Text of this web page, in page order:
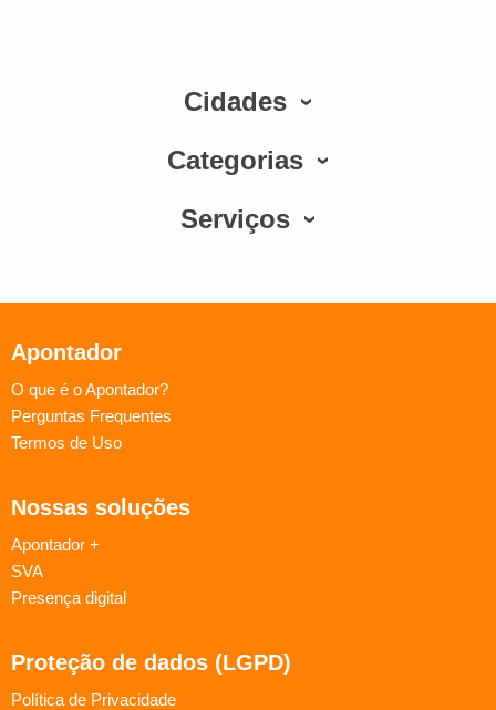
Cidades
Categorias
Serviços
Apontador
O que é o Apontador?
Perguntas Frequentes
Termos de Uso
Nossas soluções
Apontador +
SVA
Presença digital
Proteção de dados (LGPD)
Política de Privacidade